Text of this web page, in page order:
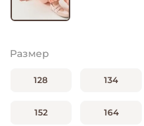
Размер
128 134
152 164